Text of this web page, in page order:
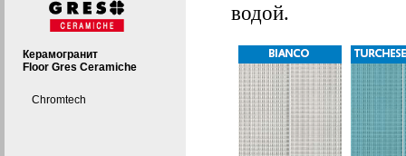
Керамогранит
Floor Gres Ceramiche
Chromtech
водой.